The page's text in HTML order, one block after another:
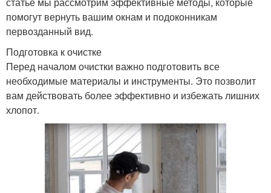
помогут вернуть вашим окнам и подоконникам
первозданный вид.
Подготовка к очистке
Перед началом очистки важно подготовить все
необходимые материалы и инструменты. Это позволит
вам действовать более эффективно и избежать лишних
хлопот.